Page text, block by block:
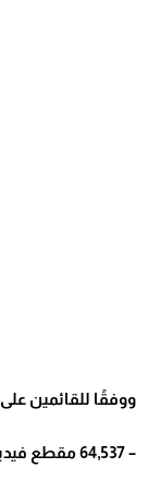
ووفقًا للقائمين
– 64,537 مقطع فيديو.